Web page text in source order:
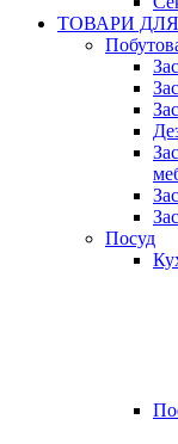
ТОВАРИ
Посуд